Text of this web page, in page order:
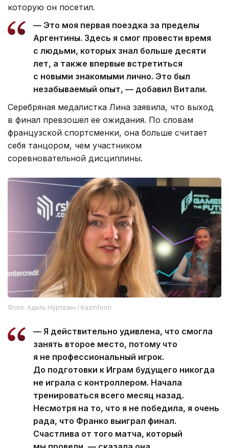
которую он посетил.
— Это моя первая поездка за пределы
Аргентины. Здесь я смог провести время
с людьми, которых знал больше десяти
лет, а также впервые встретиться
с новыми знакомыми лично. Это был
незабываемый опыт, — добавил Витали.
Серебряная медалистка Лина заявила, что выход
в финал превзошел ее ожидания. По словам
французской спортсменки, она больше считает
себя танцором, чем участником
соревновательной дисциплины.
Фото: Адиль Нуртазин / Kazinform
— Я действительно удивлена, что смогла
занять второе место, потому что
я не профессиональный игрок.
До подготовки к Играм будущего никогда
не играла с контроллером. Начала
тренироваться всего месяц назад.
Несмотря на то, что я не победила, я очень
рада, что Франко выиграл финал.
Счастлива от того матча, который